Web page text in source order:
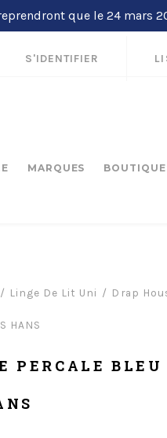
que le 24 mars
S'IDENTIFIER
MARQUES
Linge De Lit Uni Drap
HANS
PERCALE BLEU